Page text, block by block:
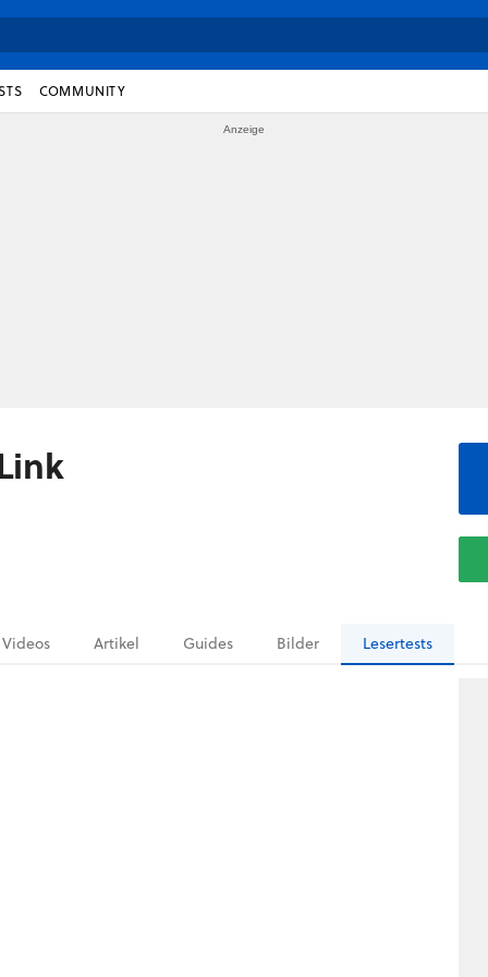
COMMUNITY
Videos Artikel Guides Bilder Lesertests